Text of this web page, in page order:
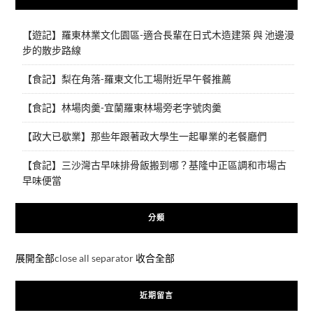
【遊記】羅東林業文化園區-適合長輩在日式木造建築 與 池邊漫
步的散步路線
【食記】梨在角落-羅東文化工場附近早午餐推薦
【食記】林場肉羹-宜蘭羅東林場旁老字號肉羹
【政大已歇業】那些年跟著政大學生一起畢業的老餐廳們
【食記】三沙灣古早味排骨飯搬到哪？基隆中正區調和市場古
早味便當
分類
展開全部close all separator 收合全部
近期留言